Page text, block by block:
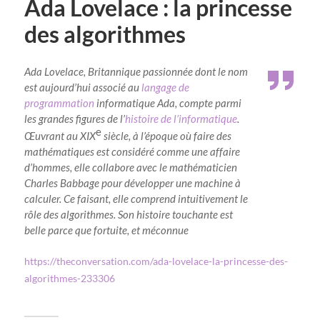
Ada Lovelace : la princesse
des algorithmes
Ada Lovelace, Britannique passionnée dont le nom
est aujourd’hui associé au langage de
programmation informatique Ada, compte parmi
les grandes figures de l’histoire de l’informatique.
Œuvrant au XIXesiècle, à l’époque où faire des
mathématiques est considéré comme une affaire
d’hommes, elle collabore avec le mathématicien
Charles Babbage pour développer une machine à
calculer. Ce faisant, elle comprend intuitivement le
rôle des algorithmes. Son histoire touchante est
belle parce que fortuite, et méconnue
https://theconversation.com/ada-lovelace-la-princesse-des-
algorithmes-233306